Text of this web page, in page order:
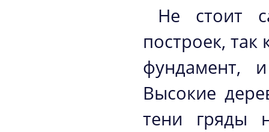
Не стоит
построек,
фундамент,
Высокие
тени гряды